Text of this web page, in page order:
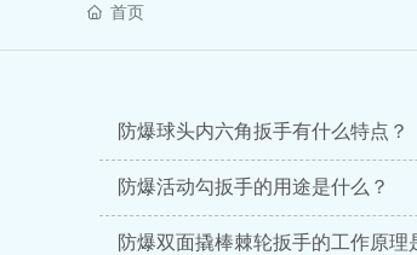
首页
防爆球头内六角扳手有什么特点？
防爆活动勾扳手的用途是什么？
防爆双面撬棒棘轮扳手的工作原理